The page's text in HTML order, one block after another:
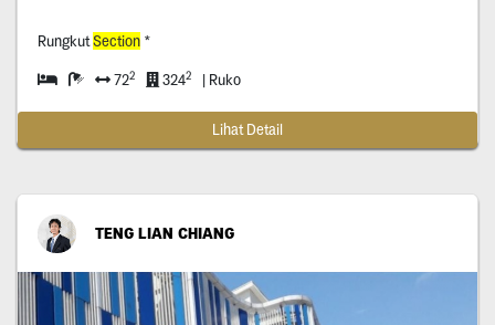
RungkutSection*
722 3242 | Ruko
Lihat Detail
TENG LIAN CHIANG